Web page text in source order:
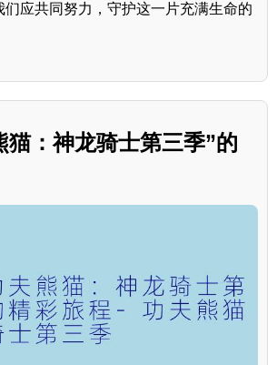
们应共同努力，守护这一片充满生命的
猫：神龙骑士第三季”的